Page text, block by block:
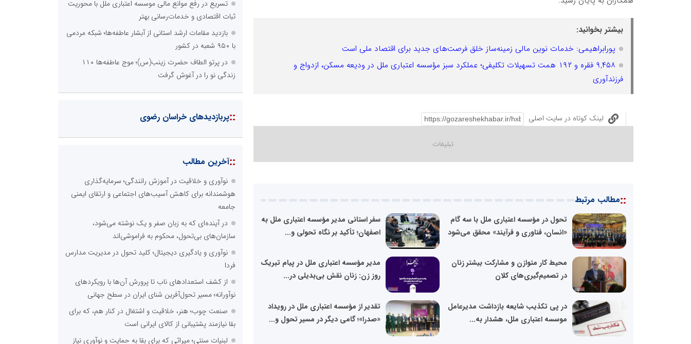
بیشتر بخوانید:
پورابراهیمی: خدمات نوین مالی زمینه‌ساز خلق فرصت‌های جدید برای اقتصاد ملی است
۹,۴۵۸ فقره و ۱۹۲ همت تسهیلات تکلیفی؛ عملکرد سبز مؤسسه اعتباری ملل در ودیعه مسکن، ازدواج و
فرزندآوری
لینک کوتاه در سایت اصلی
::مطالب مرتبط
تحول در مؤسسه اعتباری ملل با سه گام
«انسان، فناوری و فرآیند» محقق می‌شود
سفر استانی مدیر مؤسسه اعتباری ملل به
اصفهان؛ تأکید بر نگاه تحولی و...
محیط کار متوازن و مشارکت بیشتر زنان
در تصمیم‌گیری‌های کلان
مدیر مؤسسه اعتباری ملل در پیام تبریک
روز زن: زنان نقش بی‌بدیلی در...
در پی تکذیب شایعه بازداشت مدیرعامل
موسسه اعتباری ملل، هشدار به...
تقدیر از مؤسسه اعتباری ملل در رویداد
«صدرا»؛ گامی دیگر در مسیر تحول و...
تسریع در رفع موانع مالی موسسه اعتباری ملل با محوریت
ثبات اقتصادی و خدمات‌رسانی بهتر
بازدید مقامات ارشد استانی از آبشار عاطفه‌ها؛ شبکه‌ مردمی
با ۹۵۰ شعبه در کشور
در پرتو الطاف حضرت زینب(س)؛ موج عاطفه‌ها ۱۱۰
زندگی نو را در آغوش گرفت
::پربازدیدهای خراسان رضوی
::آخرین مطالب
نوآوری و خلاقیت در آموزش رانندگی؛ سرمایه‌گذاری
هوشمندانه برای کاهش آسیب‌های اجتماعی و ارتقای ایمنی
جامعه
در آینده‌ای که به زبان صفر و یک نوشته می‌شود،
سازمان‌های بی‌تحول، محکوم به فراموشی‌اند
نوآوری و یادگیری دیجیتال؛ کلید تحول در مدیریت مدارس
فردا
از کشف استعدادهای ناب تا پرورش آن‌ها با رویکردهای
نوآورانه؛ مسیر تحول‌آفرین شنای ایران در سطح جهانی
صنعت چوب؛ هنر، خلاقیت و اشتغال در کنار هم، که برای
بقا نیازمند پشتیبانی از کالای ایرانی است
لبنیات سنتی؛ میراثی که برای بقا به حمایت و نوآوری نیاز